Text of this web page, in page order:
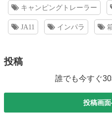
キャンピングトレーラー
JA11 インパラ
投稿
誰でも今すぐ
投稿画